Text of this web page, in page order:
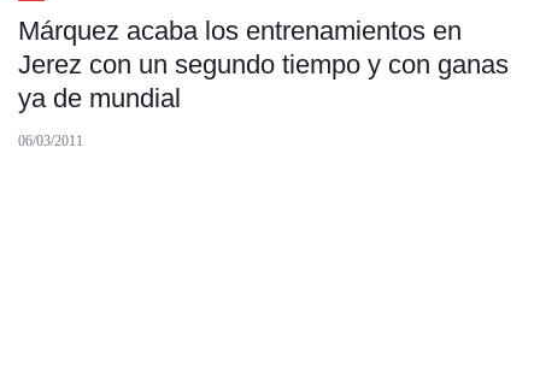
Márquez acaba los entrenamientos en
Jerez con un segundo tiempo y con ganas
ya de mundial
06/03/2011